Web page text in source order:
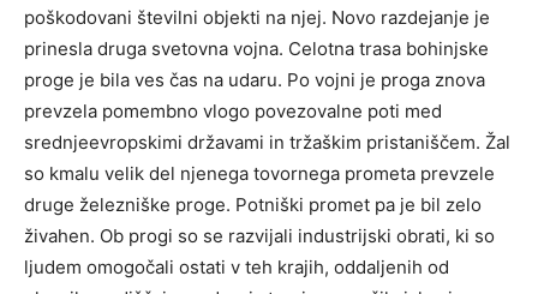
poškodovani številni objekti na njej. Novo razdejanje je
prinesla druga svetovna vojna. Celotna trasa bohinjske
proge je bila ves čas na udaru. Po vojni je proga znova
prevzela pomembno vlogo povezovalne poti med
srednjeevropskimi državami in tržaškim pristaniščem. Žal
so kmalu velik del njenega tovornega prometa prevzele
druge železniške proge. Potniški promet pa je bil zelo
živahen. Ob progi so se razvijali industrijski obrati, ki so
ljudem omogočali ostati v teh krajih, oddaljenih od